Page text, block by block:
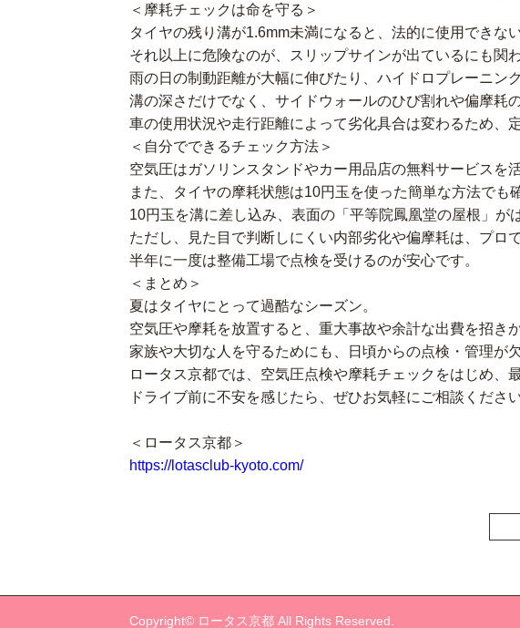
＜摩耗チェックは命を守る＞
タイヤの残り溝が1.6mm未満になると、法的に使用できな
それ以上に危険なのが、スリップサインが出ているにも関
雨の日の制動距離が大幅に伸びたり、ハイドロプレーニン
溝の深さだけでなく、サイドウォールのひび割れや偏摩耗
車の使用状況や走行距離によって劣化具合は変わるため、
＜自分でできるチェック方法＞
空気圧はガソリンスタンドやカー用品店の無料サービスを
また、タイヤの摩耗状態は10円玉を使った簡単な方法でも
10円玉を溝に差し込み、表面の「平等院鳳凰堂の屋根」が
ただし、見た目で判断しにくい内部劣化や偏摩耗は、プロ
半年に一度は整備工場で点検を受けるのが安心です。
＜まとめ＞
夏はタイヤにとって過酷なシーズン。
空気圧や摩耗を放置すると、重大事故や余計な出費を招き
家族や大切な人を守るためにも、日頃からの点検・管理が
ロータス京都では、空気圧点検や摩耗チェックをはじめ、
ドライブ前に不安を感じたら、ぜひお気軽にご相談ください
＜ロータス京都＞
https://lotasclub-kyoto.com/
Copyright© ロータス京都 All Rights Reserved.